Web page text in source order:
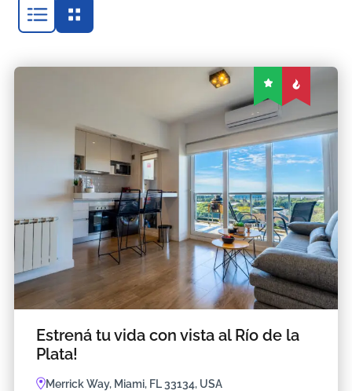
Estrená tu vida con vista al Río de la
Plata!
Merrick Way, Miami, FL 33134, USA